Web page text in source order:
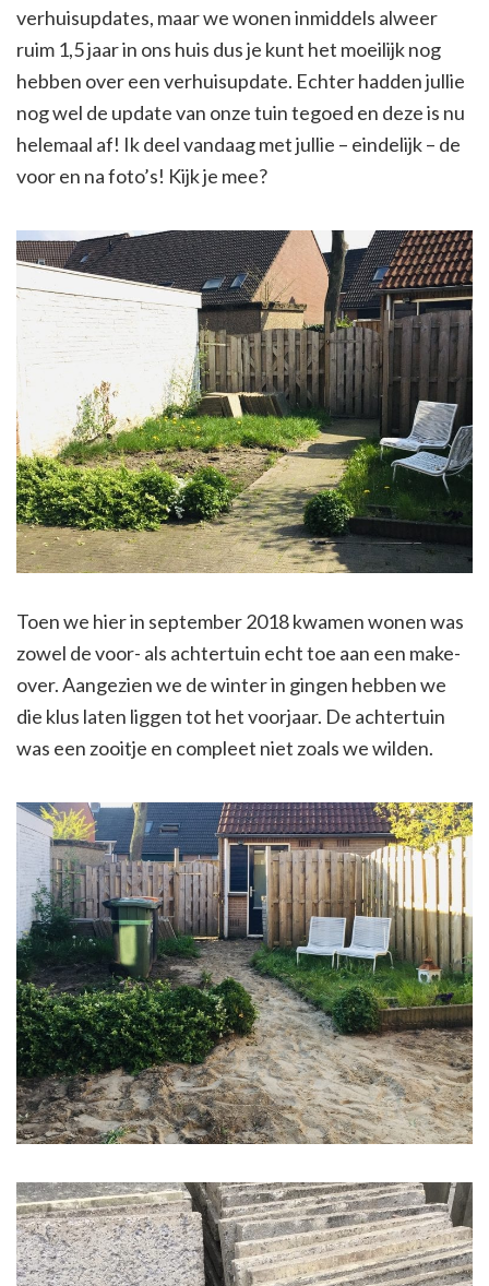
verhuisupdates, maar we wonen inmiddels alweer
ruim 1,5 jaar in ons huis dus je kunt het moeilijk nog
hebben over een verhuisupdate. Echter hadden jullie
nog wel de update van onze tuin tegoed en deze is nu
helemaal af! Ik deel vandaag met jullie – eindelijk – de
voor en na foto’s! Kijk je mee?
Toen we hier in september 2018 kwamen wonen was
zowel de voor- als achtertuin echt toe aan een make-
over. Aangezien we de winter in gingen hebben we
die klus laten liggen tot het voorjaar. De achtertuin
was een zooitje en compleet niet zoals we wilden.